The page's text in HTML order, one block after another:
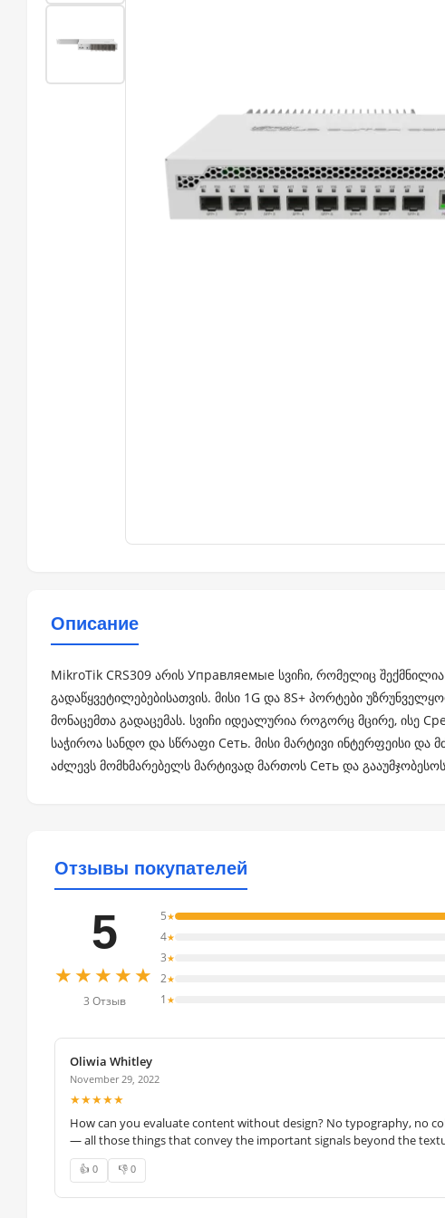
Описание
MikroTik CRS309 არის Управляемые სვიჩი, რომელიც
გადაწყვეტილებებისათვის. მისი 1G და 8S+ პორტები
მონაცემთა გადაცემას. სვიჩი იდეალურია როგორც მცირე, ისე
საჭიროა სანდო და სწრაფი Сеть. მისი მარტივი ინტერფეისი და
აძლევს მომხმარებელს მარტივად მართოს Сеть და გააუმჯობესოს
Отзывы покупателей
5
★★★★★
3 Отзыв
5★
4★
3★
2★
1 ★
Oliwia Whitley
November 29, 2022
★★★★★
How can you evaluate content without design? No typography, no
— all those things that convey the important signals beyond the
👍 0 👎 0